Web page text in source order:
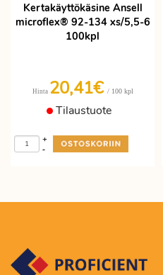
Kertakäyttökäsine Ansell
microflex® 92-134 xs/5,5-6
100kpl
Hinta 20,41€ / 100 kpl
Tilaustuote
-
+